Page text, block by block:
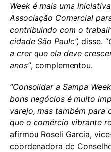
Week é mais uma
Associação Comercial
contribuindo com o
cidade São Paulo”, disse. “
a crer que ela deve
anos”, complementou.
“Consolidar a Sampa
bons negócios é muito
varejo, mas também para
que o comércio vibrante
afirmou Roseli Garcia,
coordenadora do